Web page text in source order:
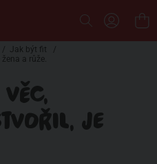
/ Jak být fit
/
a růže.
JE